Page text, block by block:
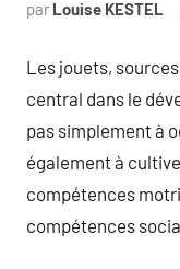
par Louise KESTEL
Les jouets,
central dans le
pas simplement à
également à
compétences
compétences